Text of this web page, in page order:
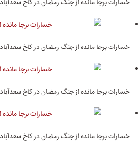
خسارات برجا مانده از جنگ رمضان در کاخ سعدآباد
خسارات برجا مانده از جنگ رمضان در کاخ سعدآباد
خسارات برجا مانده از جنگ رمضان در کاخ سعدآباد
خسارات برجا مانده از جنگ رمضان در کاخ سعدآباد